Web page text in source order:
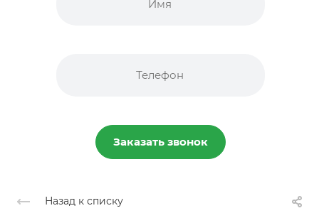
Заказать звонок
Назад к списку